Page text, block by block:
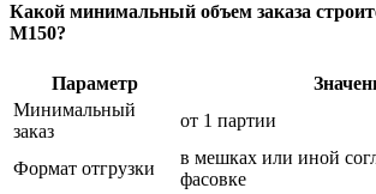
Какой минимальный объем заказа
М150?
Параметр
Минимальный
заказ
от 1 партии
Формат отгрузки
в мешках или иной
фасовке